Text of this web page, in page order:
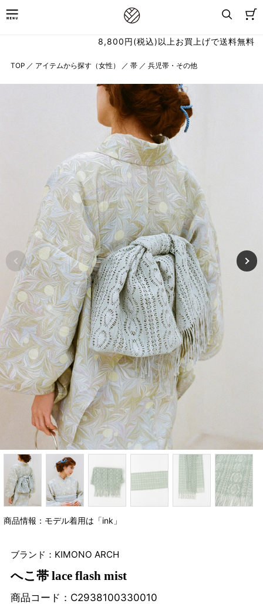
8,800円(税込)以上お買上げで送料無料
TOP ／ アイテムから探す（女性） ／ 帯 ／ 兵児帯・その他
商品情報：モデル着用は「ink」
ブランド：KIMONO ARCH
へこ帯 lace flash mist
商品コード： C2938100330010